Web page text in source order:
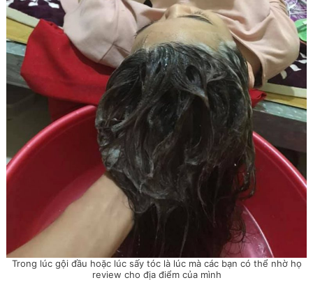
Trong lúc gội đầu hoặc lúc sấy tóc là lúc mà các bạn có thể nhờ họ
review cho địa điểm của mình